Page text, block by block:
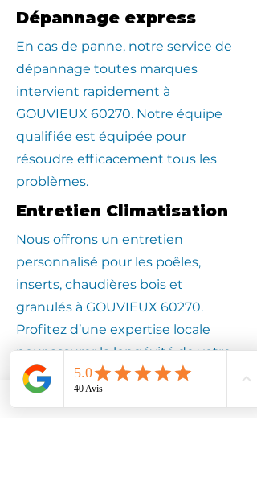
Dépannage express
En cas de panne, notre service de
dépannage toutes marques
intervient rapidement à
GOUVIEUX 60270. Notre équipe
qualifiée est équipée pour
résoudre efficacement tous les
problèmes.
Entretien Climatisation
Nous offrons un entretien
personnalisé pour les poêles,
inserts, chaudières bois et
granulés à GOUVIEUX 60270.
Profitez d’une expertise locale
pour assurer la longévité de votre
équipement.